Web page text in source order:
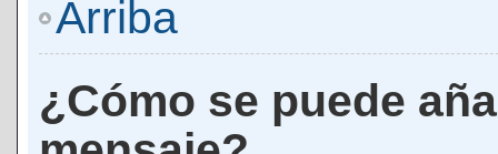
Arriba
¿Cómo se puede